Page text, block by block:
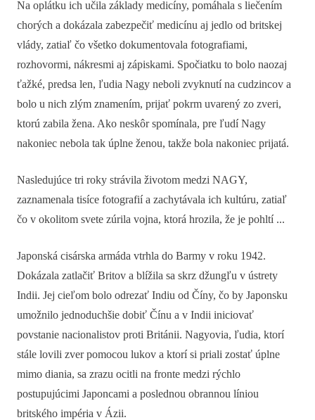
Na oplátku ich učila základy medicíny, pomáhala s liečením
chorých a dokázala zabezpečiť medicínu aj jedlo od britskej
vlády, zatiaľ čo všetko dokumentovala fotografiami,
rozhovormi, nákresmi aj zápiskami. Spočiatku to bolo naozaj
ťažké, predsa len, ľudia Nagy neboli zvyknutí na cudzincov a
bolo u nich zlým znamením, prijať pokrm uvarený zo zveri,
ktorú zabila žena. Ako neskôr spomínala, pre ľudí Nagy
nakoniec nebola tak úplne ženou, takže bola nakoniec prijatá.
Nasledujúce tri roky strávila životom medzi NAGY,
zaznamenala tisíce fotografií a zachytávala ich kultúru, zatiaľ
čo v okolitom svete zúrila vojna, ktorá hrozila, že je pohltí ...
Japonská cisárska armáda vtrhla do Barmy v roku 1942.
Dokázala zatlačiť Britov a blížila sa skrz džungľu v ústrety
Indii. Jej cieľom bolo odrezať Indiu od Číny, čo by Japonsku
umožnilo jednoduchšie dobiť Čínu a v Indii iniciovať
povstanie nacionalistov proti Británii. Nagyovia, ľudia, ktorí
stále lovili zver pomocou lukov a ktorí si priali zostať úplne
mimo diania, sa zrazu ocitli na fronte medzi rýchlo
postupujúcimi Japoncami a poslednou obrannou líniou
britského impéria v Ázii.